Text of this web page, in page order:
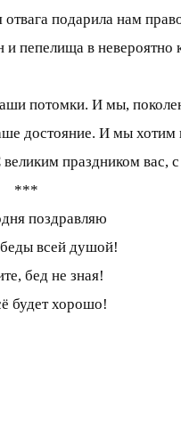
подарила нам
в невероятно
потомки. И мы,
достояние. И мы
праздником вас,
***
поздравляю
всей душой!
бед не зная!
будет хорошо!